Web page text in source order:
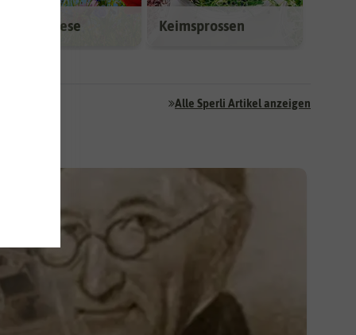
Blumenwiese Keimsprossen
Alle Sperli Artikel anzeigen